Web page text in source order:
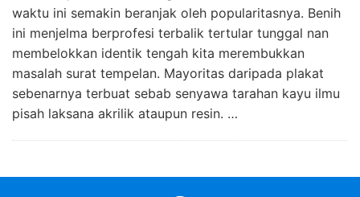
waktu ini semakin beranjak oleh popularitasnya. Benih
ini menjelma berprofesi terbalik tertular tunggal nan
membelokkan identik tengah kita merembukkan
masalah surat tempelan. Mayoritas daripada plakat
sebenarnya terbuat sebab senyawa tarahan kayu ilmu
pisah laksana akrilik ataupun resin. …